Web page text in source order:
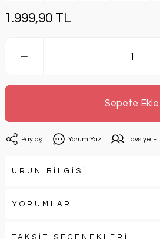
1.999,90 TL
Sepete Ekle
Paylaş Yorum Yaz Tavsiye Et
ÜRÜN BİLGİSİ
YORUMLAR
TAKSİT SEÇENEKLERİ